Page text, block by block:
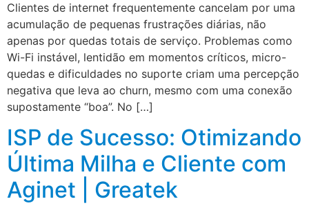
Clientes de internet frequentemente cancelam por uma
acumulação de pequenas frustrações diárias, não
apenas por quedas totais de serviço. Problemas como
Wi-Fi instável, lentidão em momentos críticos, micro-
quedas e dificuldades no suporte criam uma percepção
negativa que leva ao churn, mesmo com uma conexão
supostamente “boa”. No […]
ISP de Sucesso: Otimizando
Última Milha e Cliente com
Aginet | Greatek